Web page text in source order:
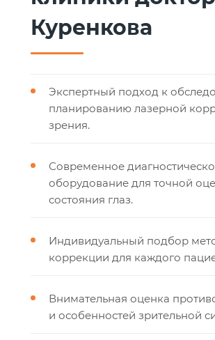
Куренкова
Экспертный подход к
планированию лазерной
зрения.
Современное
оборудование для точной
состояния глаз.
Индивидуальный подбор
коррекции для каждого
Внимательная оценка
и особенностей зрительной